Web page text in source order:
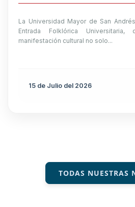
La Universidad Mayor de San
Entrada Folklórica
manifestación cultural no solo...
15 de Julio del 2026
TODAS NUESTRAS